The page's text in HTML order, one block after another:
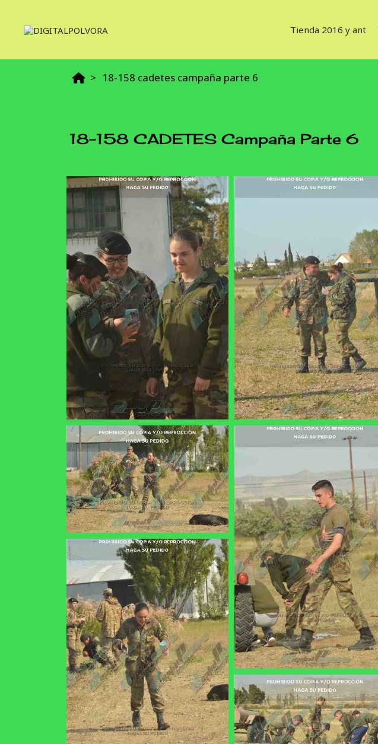
Tienda 2016 y ant
18-158 cadetes campaña parte 6
18-158 CADETES Campaña Parte 6